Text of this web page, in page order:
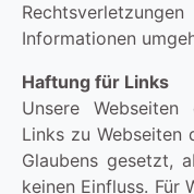
Informationen
Haftung für Links
Unsere
Links zu Webseiten
Glaubens gesetzt,
keinen Einfluss. Für